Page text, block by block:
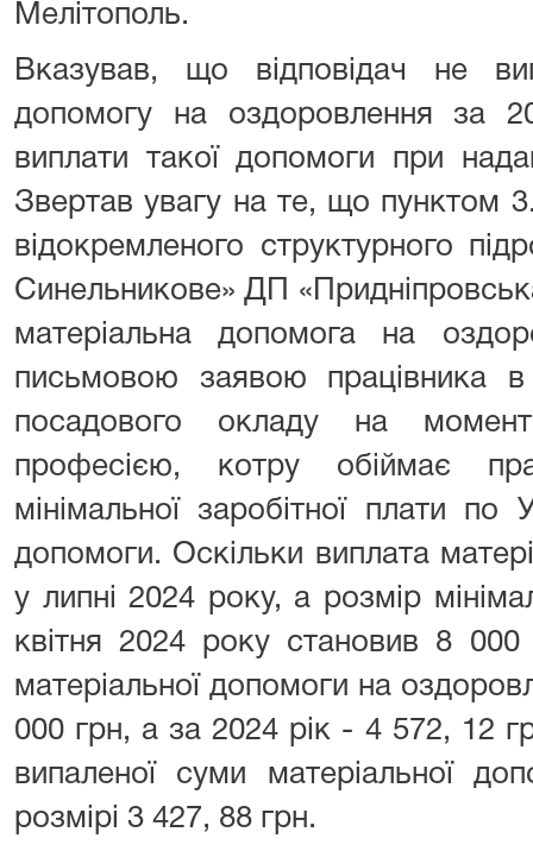
Мелітополь.
Вказував, що відповідач не
допомогу на оздоровлення за
виплати такої допомоги при
Звертав увагу на те, що пунктом
відокремленого структурного
Синельникове» ДП
матеріальна допомога на
письмовою заявою працівника
посадового окладу на
професією, котру обіймає
мінімальної заробітної плати
допомоги. Оскільки виплата
у липні 2024 року, а розмір
квітня 2024 року становив 8
матеріальної допомоги на
000 грн, а за 2024 рік - 4 572, 12
випаленої суми матеріальної
розмірі 3 427, 88 грн.